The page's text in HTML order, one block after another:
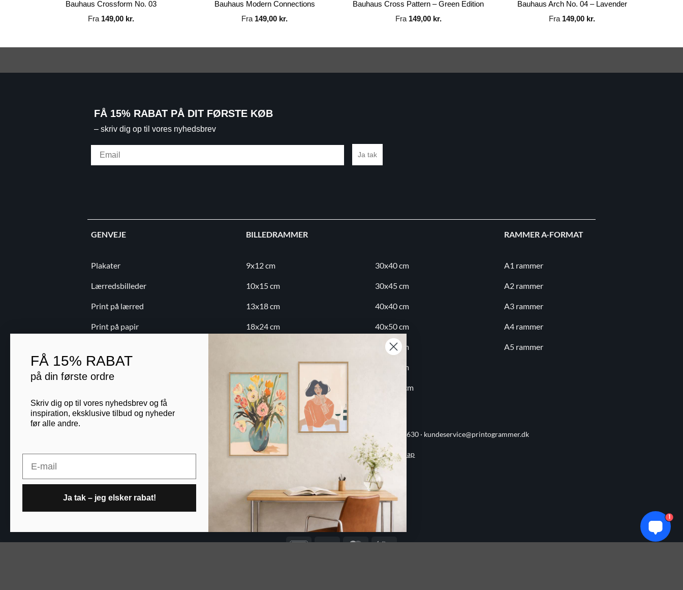
Bauhaus Crossform No. 03
Fra 149,00 kr.
Bauhaus Modern Connections
Fra 149,00 kr.
Bauhaus Cross Pattern – Green Edition
Fra 149,00 kr.
Bauhaus Arch No. 04 – Lavender
Fra 149,00 kr.
FÅ 15% RABAT PÅ DIT FØRSTE KØB
– skriv dig op til vores nyhedsbrev
Ja tak
GENVEJE
Plakater
Lærredsbilleder
Print på lærred
Print på papir
Blog
BILLEDRAMMER
9x12 cm
10x15 cm
13x18 cm
18x24 cm
30x30 cm
30x40 cm
30x45 cm
40x40 cm
40x50 cm
50x70 cm
60x80 cm
70x100 cm
RAMMER A-FORMAT
A1 rammer
A2 rammer
A3 rammer
A4 rammer
A5 rammer
Printogrammer.dk · Navervej 21 · 8382 Hinnerup · CVR 40736166 · (+45) 8844 1630 · kundeservice@printogrammer.dk
Handelsbetingelser Privatlivspolitik·Sitemap
© 2026 Printogrammer.dk
DanKortVisa MasterCard
Apple
1
FÅ 15% RABAT
på din første ordre
Skriv dig op til vores nyhedsbrev og få
inspiration, eksklusive tilbud og nyheder
før alle andre.
Ja tak – jeg elsker rabat!